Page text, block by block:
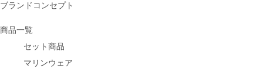
ブランドコンセプト
商品一覧
セット商品
マリンウェア